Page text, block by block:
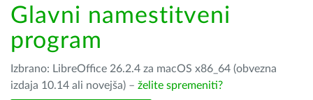
Glavni namestitveni
program
Izbrano: LibreOffice 26.2.4 za macOS x86_64 (obvezna
izdaja 10.14 ali novejša) – želite spremeniti?